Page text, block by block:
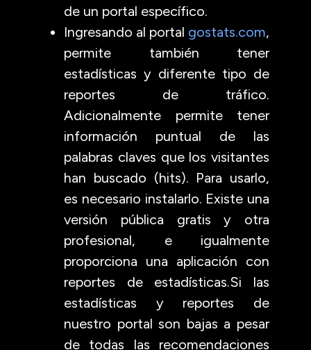
de un portal específico.
Ingresando al portal gostats.com,
permite también tener
estadísticas y diferente tipo de
reportes de tráfico.
Adicionalmente permite tener
información puntual de las
palabras claves que los visitantes
han buscado (hits). Para usarlo,
es necesario instalarlo. Existe una
versión pública gratis y otra
profesional, e igualmente
proporciona una aplicación con
reportes de estadísticas.Si las
estadísticas y reportes de
nuestro portal son bajas a pesar
de todas las recomendaciones